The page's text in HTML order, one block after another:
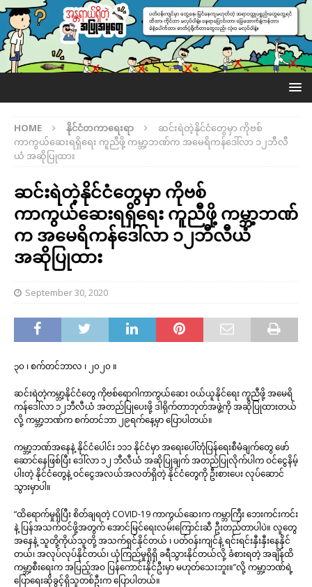
HOME နိုင်ငံတကာရေးရာ
ဆင်းရဲတဲ့နိုင်ငံတွေမှာ ကိုဗစ်
ကာကွယ်ဆေးရရှိရေး ကူညီဖို့ ကမ္ဘာ့ဘဏ်က အမေရိကန်ဒေါ်လာ ၁၂ဘီလီ
ယံ အဆိုပြုထား
ဆင်းရဲတဲ့နိုင်ငံတွေမှာ ကိုဗစ်
ကာကွယ်ဆေးရရှိရေး ကူညီဖို့ ကမ္ဘာ့ဘဏ်
က အမေရိကန်ဒေါ်လာ ၁၂ဘီလီယံ
အဆိုပြုထား
September 30, 2020
၃၀ ၊ စက်တင်ဘာလ ၊ ၂၀၂၀ ။
ဆင်းရဲတဲ့ကမ္ဘာ့နိုင်ငံတွေ ကိုဗစ်ရောဂါကာကွယ်ဆေး ဝယ်ယူနိုင်ရေး ကူညီဖို့ အမေရိ
ကန်ဒေါ်လာ ၁၂ဘီလီယံ အတည်ပြုပေးဖို့ ဒါရိုက်တာဘုတ်အဖွဲ့ကို အဆိုပြုထားတယ်
လို့ ကမ္ဘာ့ဘဏ်က စက်တင်ဘာ ၂၉ရက်နေ့မှာ ပြောပါတယ်။
ကမ္ဘာ့ဘဏ်အနေနဲ့ နိုင်ငံပေါင်း ၁၁၁ နိုင်ငံမှာ အရေးပေါ်တုံပြန်ရေးစီမံချက်တွေ ဖော်
ဆောင်နေဖြစ်ပြီး ဒေါ်လာ ၁၂ ဘီလီယံ အဆိုပြုချက် အတည်ပြုလိုက်ပါက ဝင်ငွေနိမ့်
ပါးတဲ့ နိုင်ငံတွေနဲ့ ဝင်ငွေအလယ်အလတ်ရှိတဲ့ နိုင်ငံတွေကို ဦးစားပေး လုပ်ဆောင်
သွားမှာပါ။
“ထိရောက်မှုရှိပြီး စိတ်ချရတဲ့ COVID-19 ကာကွယ်ဆေးက ကမ္ဘာကြီး ဘေးကင်းကင်း
နဲ့ ပြန်အသက်ဝင်ဖို့အတွက် အောင်မြင်ရေးလမ်းကြောင်းဆီ ဦးတည်တာပါပဲ။ လူတွေ
အနေနဲ့ သူတို့ကိုယ်သူတို့ အသက်ရှင်နိုင်တယ် ၊ ပတ်ဝန်းကျင်နဲ့ ရင်းရင်းနှီးနှီးနေနိုင်
တယ်၊ အလုပ်လုပ်နိုင်တယ်၊ ယုံကြည်မှုရှိရှိ ခရီသွားနိုင်တယ်လို့ ခံစားရတဲ့ အချိန်ထိ
ကမ္ဘာ့စီးရေးက အပြည့်အဝ ပြန်ကောင်းနိုင်ဦးမှာ မဟုတ်သေးဘူး။”လို့ ကမ္ဘာ့ဘဏ်ရဲ့
ပြောရေးဆိုခွင့်ရှိသူတစ်ဦးက ပြောပါတယ်။